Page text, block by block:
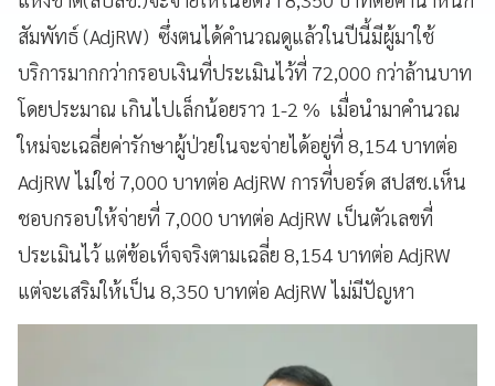
สัมพัทธ์ (AdjRW) ซึ่งตนได้คำนวณดูแล้วในปีนี้มีผู้มาใช้
บริการมากกว่ากรอบเงินที่ประเมินไว้ที่ 72,000 กว่าล้านบาท
โดยประมาณ เกินไปเล็กน้อยราว 1-2 % เมื่อนำมาคำนวณ
ใหม่จะเฉลี่ยค่ารักษาผู้ป่วยในจะจ่ายได้อยู่ที่ 8,154 บาทต่อ
AdjRW ไม่ใช่ 7,000 บาทต่อ AdjRW การที่บอร์ด สปสช.เห็น
ชอบกรอบให้จ่ายที่ 7,000 บาทต่อ AdjRW เป็นตัวเลขที่
ประเมินไว้ แต่ข้อเท็จจริงตามเฉลี่ย 8,154 บาทต่อ AdjRW
แต่จะเสริมให้เป็น 8,350 บาทต่อ AdjRW ไม่มีปัญหา